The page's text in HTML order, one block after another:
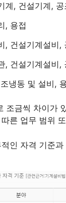
계, 건설기계,
, 용접
, 건설기계설비
, 건설기계설비
냉동 및 설비,
조금씩 차이가
른 업무 범위
인 자격 기준